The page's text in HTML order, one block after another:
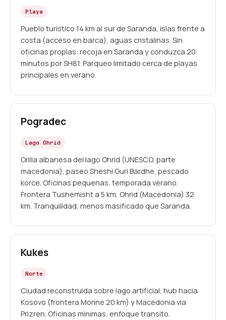
Playa
Pueblo turistico 14 km al sur de Saranda, islas frente a
costa (acceso en barca), aguas cristalinas. Sin
oficinas propias: recoja en Saranda y conduzca 20
minutos por SH81. Parqueo limitado cerca de playas
principales en verano.
Pogradec
Lago Ohrid
Orilla albanesa del lago Ohrid (UNESCO, parte
macedonia), paseo Sheshi Guri Bardhe, pescado
korce. Oficinas pequenas, temporada verano.
Frontera Tushemisht a 5 km, Ohrid (Macedonia) 32
km. Tranquilidad, menos masificado que Saranda.
Kukes
Norte
Ciudad reconstruida sobre lago artificial, hub hacia
Kosovo (frontera Morine 20 km) y Macedonia via
Prizren. Oficinas minimas, enfoque transito.